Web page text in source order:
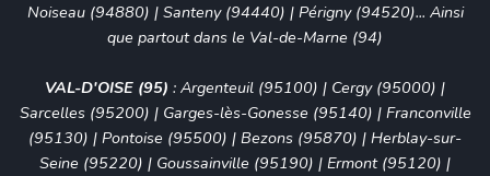
Noiseau (94880) | Santeny (94440) | Périgny (94520)... Ainsi
que partout dans le Val-de-Marne (94)
VAL-D'OISE (95) : Argenteuil (95100) | Cergy (95000) |
Sarcelles (95200) | Garges-lès-Gonesse (95140) | Franconville
(95130) | Pontoise (95500) | Bezons (95870) | Herblay-sur-
Seine (95220) | Goussainville (95190) | Ermont (95120) |